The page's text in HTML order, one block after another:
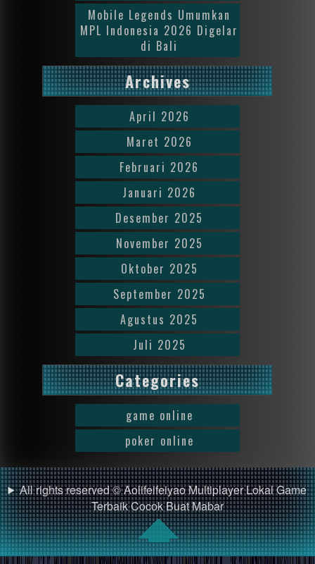
Mobile Legends Umumkan
MPL Indonesia 2026 Digelar
di Bali
Archives
April 2026
Maret 2026
Februari 2026
Januari 2026
Desember 2025
November 2025
Oktober 2025
September 2025
Agustus 2025
Juli 2025
Categories
game online
poker online
All rights reserved © Aolifeifeiyao Multiplayer Lokal Game
Terbaik Cocok Buat Mabar